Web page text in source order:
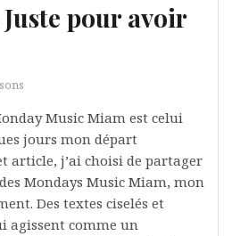
pour avoir
Music Miam est celui
jours mon départ
article, j’ai choisi de partager
Mondays Music Miam, mon
Des textes ciselés et
agissent comme un